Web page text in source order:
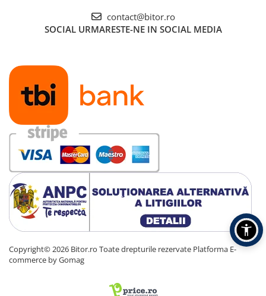
contact@bitor.ro
SOCIAL URMARESTE-NE IN SOCIAL MEDIA
Copyright© 2026 Bitor.ro Toate drepturile rezervate Platforma E-
commerce by Gomag